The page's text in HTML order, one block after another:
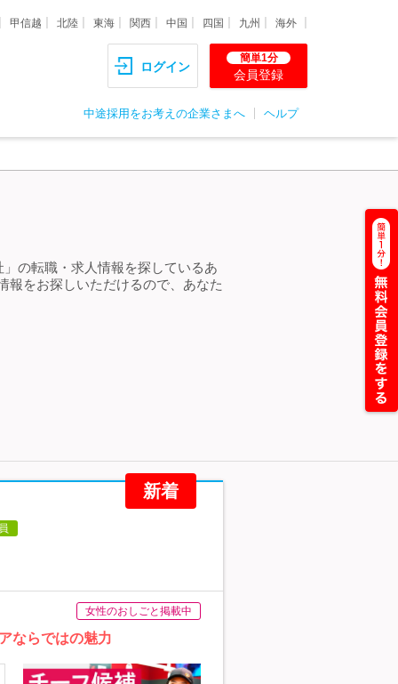
甲信越 北陸 東海 関西 中国 四国 九州 海外
ログイン
簡単1分
会員登録
中途採用をお考えの企業さまへ ヘルプ
の転職・求人情報を探しているあ
報をお探しいただけるので、あなた
新着
女性のおしごと掲載中
ならではの魅力